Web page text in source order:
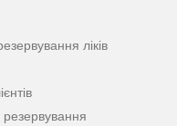
ліків
резервування